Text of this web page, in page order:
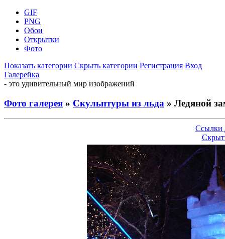
GIF
PNG
Обои
Открытки
Фото
Показать категории Скрыть категории Регистрация Вход
Галерейка
- это удивительный мир изображений
Фото галерея » Скульптуры из льда » Ледяной
Ссылки